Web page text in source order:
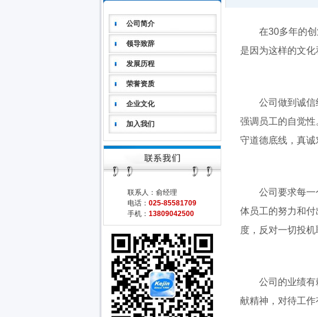
公司简介
领导致辞
发展历程
荣誉资质
企业文化
加入我们
联系人：俞经理
电话： 025-85581709
手机： 13809042500
在30多年的创业
是因为这样的文化
公司做到诚信经
强调员工的自觉
守道德底线，真诚
公司要求每一个
体员工的努力和
度，反对一切投
公司的业绩有赖
献精神，对待工作